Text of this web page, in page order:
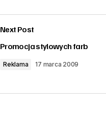
Next Post
Promocja stylowych farb
Reklama 17 marca 2009